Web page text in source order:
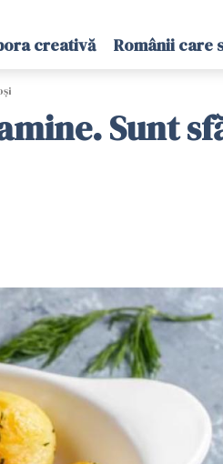
creativă Românii care
Sunt